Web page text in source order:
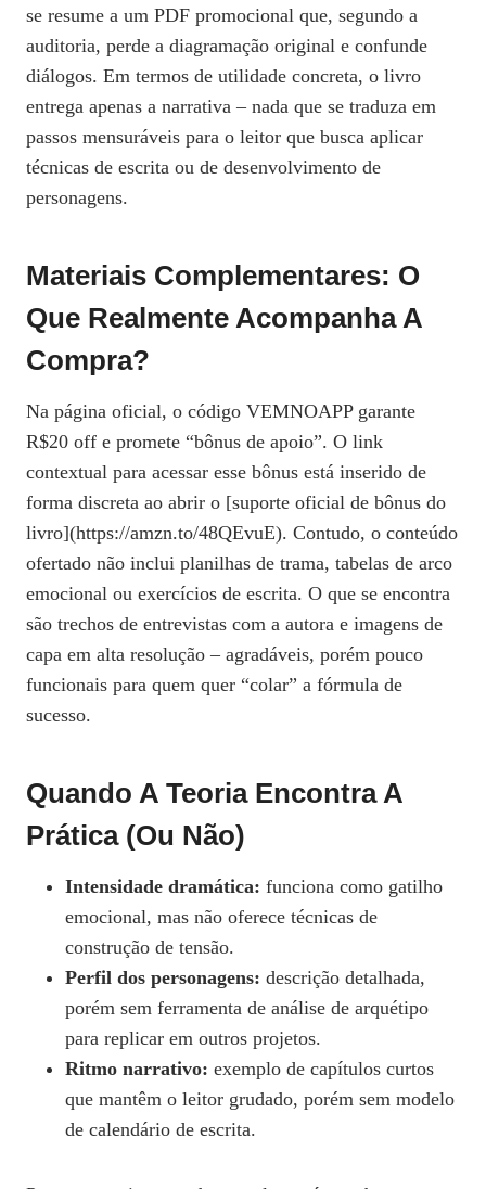
se resume a um PDF promocional que, segundo a
auditoria, perde a diagramação original e confunde
diálogos. Em termos de utilidade concreta, o livro
entrega apenas a narrativa – nada que se traduza em
passos mensuráveis para o leitor que busca aplicar
técnicas de escrita ou de desenvolvimento de
personagens.
Materiais Complementares: O
Que Realmente Acompanha A
Compra?
Na página oficial, o código VEMNOAPP garante
R$20 off e promete “bônus de apoio”. O link
contextual para acessar esse bônus está inserido de
forma discreta ao abrir o [suporte oficial de bônus do
livro](https://amzn.to/48QEvuE). Contudo, o conteúdo
ofertado não inclui planilhas de trama, tabelas de arco
emocional ou exercícios de escrita. O que se encontra
são trechos de entrevistas com a autora e imagens de
capa em alta resolução – agradáveis, porém pouco
funcionais para quem quer “colar” a fórmula de
sucesso.
Quando A Teoria Encontra A
Prática (ou Não)
Intensidade dramática: funciona como gatilho
emocional, mas não oferece técnicas de
construção de tensão.
Perfil dos personagens: descrição detalhada,
porém sem ferramenta de análise de arquétipo
para replicar em outros projetos.
Ritmo narrativo: exemplo de capítulos curtos
que mantêm o leitor grudado, porém sem modelo
de calendário de escrita.